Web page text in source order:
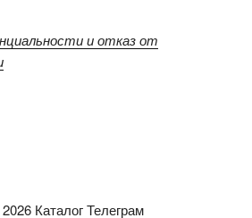
и отказ от
Каталог Телеграм